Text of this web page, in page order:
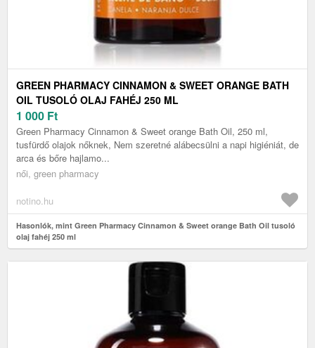
GREEN PHARMACY CINNAMON & SWEET ORANGE BATH
OIL TUSOLÓ OLAJ FAHÉJ 250 ML
1 000 Ft
Green Pharmacy Cinnamon & Sweet orange Bath Oil, 250 ml,
tusfürdő olajok nőknek, Nem szeretné alábecsülni a napi higiéniát, de
arca és bőre hajlamo...
női, green pharmacy
notino.hu
Hasonlók, mint Green Pharmacy Cinnamon & Sweet orange Bath Oil tusoló
olaj fahéj 250 ml